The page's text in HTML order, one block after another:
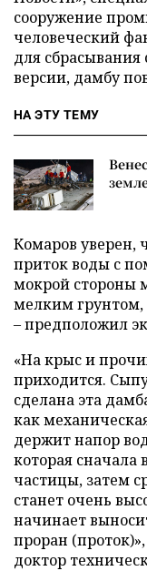
сооружение
человеческий
для сбрасывания
версии, дамбу
НА ЭТУ ТЕМУ
Комаров уверен,
приток воды с
мокрой стороны
мелким грунтом,
– предположил
«На крыс и
приходится.
сделана эта
как
держит напор
которая
частицы, затем
станет очень
начинает
проран
доктор